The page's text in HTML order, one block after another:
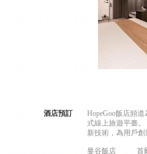
酒店預訂
HopeGoo飯店頻
式線上旅遊平臺
新技術，為用戶
曼谷飯店 首